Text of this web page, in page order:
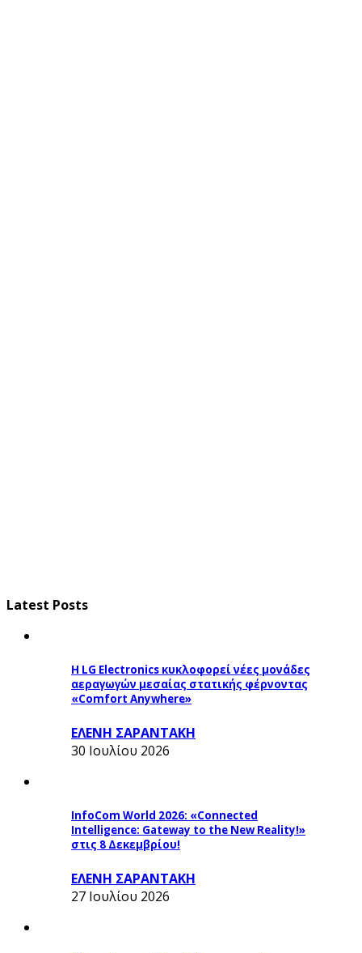
Latest Posts
Η LG Electronics κυκλοφορεί νέες μονάδες
αεραγωγών μεσαίας στατικής φέρνοντας
«Comfort Anywhere»
ΕΛΕΝΗ ΣΑΡΑΝΤΑΚΗ
30 Ιουλίου 2026
InfoCom World 2026: «Connected
Intelligence: Gateway to the New Reality!»
στις 8 Δεκεμβρίου!
ΕΛΕΝΗ ΣΑΡΑΝΤΑΚΗ
27 Ιουλίου 2026